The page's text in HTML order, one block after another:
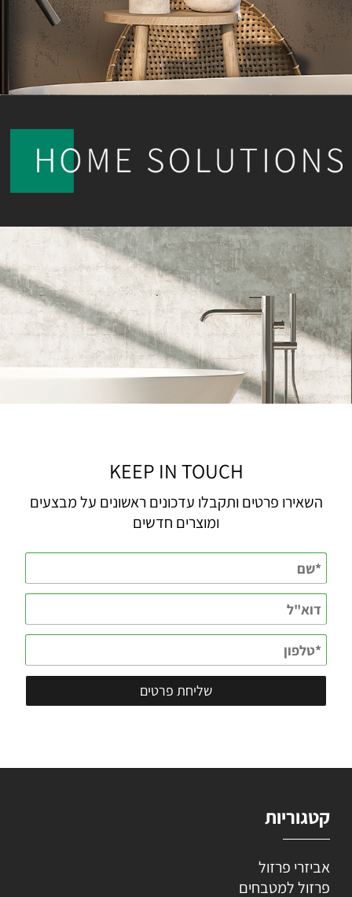
KEEP IN TOUCH
השאירו פרטים ותקבלו עדכונים ראשונים על מבצעים
ומוצרים חדשים
קטגוריות
אביזרי פרזול
פרזול למטבחים